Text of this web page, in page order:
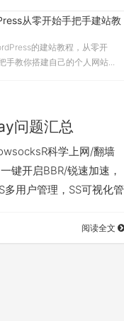
从零开始手把手建站教
的建站教程，从零开
手教你搭建自己的个人网站...
问题汇总
科学上网/翻墙
键开启BBR/锐速加速，
多用户管理，SS可视化管
阅读全文